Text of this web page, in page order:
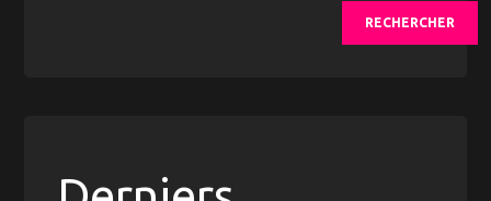
RECHERCHER